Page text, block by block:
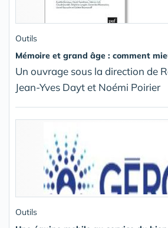
Outils
Mémoire et grand âge : comment
Un ouvrage sous la direction de
Jean-Yves Dayt et Noémi Poirier
Outils